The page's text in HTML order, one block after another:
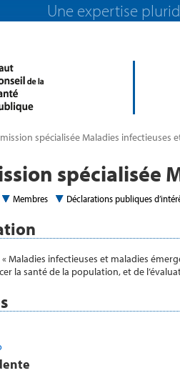
Une expertise
spécialisée Maladies infectieuses
spécialisée
Membres Déclarations publiques
Maladies infectieuses et maladies
la santé de la population, et de